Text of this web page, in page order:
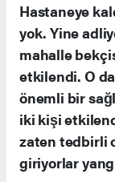
Hastaneye
yok. Yine
mahalle
etkilendi. O
önemli bir
iki kişi
zaten tedbirli
giriyorlar